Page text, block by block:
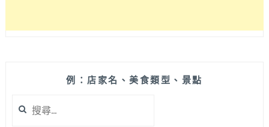
沖
例：店家名、美食類型、景點
尋